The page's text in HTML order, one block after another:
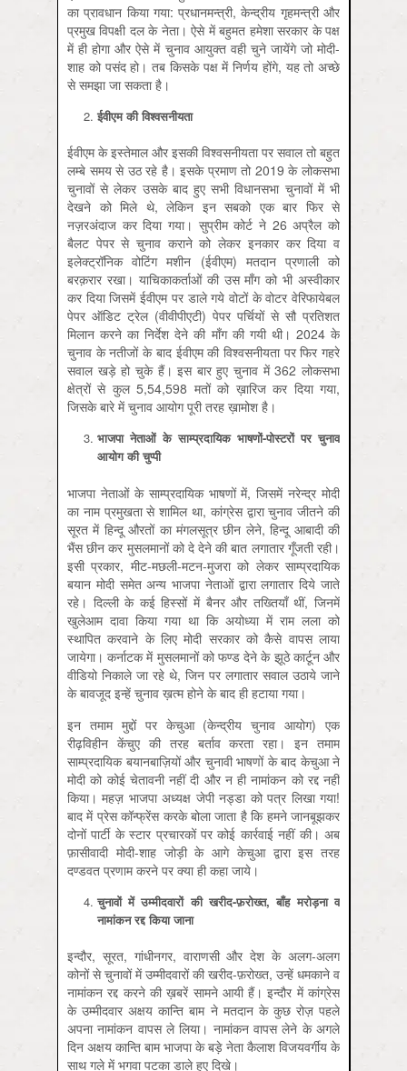
का प्रावधान किया गया: प्रधानमन्त्री, केन्द्रीय गृहमन्त्री और
प्रमुख विपक्षी दल के नेता। ऐसे में बहुमत हमेशा सरकार के पक्ष
में ही होगा और ऐसे में चुनाव आयुक्त वही चुने जायेंगे जो मोदी-
शाह को पसंद हो। तब किसके पक्ष में निर्णय होंगे, यह तो अच्छे
से समझा जा सकता है।
ईवीएम की विश्वसनीयता
ईवीएम के इस्तेमाल और इसकी विश्वसनीयता पर सवाल तो बहुत
लम्बे समय से उठ रहे है। इसके प्रमाण तो 2019 के लोकसभा
चुनावों से लेकर उसके बाद हुए सभी विधानसभा चुनावों में भी
देखने को मिले थे, लेकिन इन सबको एक बार फिर से
नज़रअंदाज कर दिया गया। सुप्रीम कोर्ट ने 26 अप्रैल को
बैलट पेपर से चुनाव कराने को लेकर इनकार कर दिया व
इलेक्ट्रॉनिक वोटिंग मशीन (ईवीएम) मतदान प्रणाली को
बरक़रार रखा। याचिकाकर्ताओं की उस माँग को भी अस्वीकार
कर दिया जिसमें ईवीएम पर डाले गये वोटों के वोटर वेरिफायेबल
पेपर ऑडिट ट्रेल (वीवीपीएटी) पेपर पर्चियों से सौ प्रतिशत
मिलान करने का निर्देश देने की माँग की गयी थी। 2024 के
चुनाव के नतीजों के बाद ईवीएम की विश्वसनीयता पर फिर गहरे
सवाल खड़े हो चुके हैं। इस बार हुए चुनाव में 362 लोकसभा
क्षेत्रों से कुल 5,54,598 मतों को ख़ारिज कर दिया गया,
जिसके बारे में चुनाव आयोग पूरी तरह ख़ामोश है।
भाजपा नेताओं के साम्प्रदायिक भाषणों-पोस्टरों पर चुनाव
आयोग की चुप्पी
भाजपा नेताओं के साम्प्रदायिक भाषणों में, जिसमें नरेन्द्र मोदी
का नाम प्रमुखता से शामिल था, कांग्रेस द्वारा चुनाव जीतने की
सूरत में हिन्दू औरतों का मंगलसूत्र छीन लेने, हिन्दू आबादी की
भैंस छीन कर मुसलमानों को दे देने की बात लगातार गूँजती रही।
इसी प्रकार, मीट-मछली-मटन-मुजरा को लेकर साम्प्रदायिक
बयान मोदी समेत अन्य भाजपा नेताओं द्वारा लगातार दिये जाते
रहे। दिल्ली के कई हिस्सों में बैनर और तख्तियाँ थीं, जिनमें
खुलेआम दावा किया गया था कि अयोध्या में राम लला को
स्थापित करवाने के लिए मोदी सरकार को कैसे वापस लाया
जायेगा। कर्नाटक में मुसलमानों को फण्ड देने के झूठे कार्टून और
वीडियो निकाले जा रहे थे, जिन पर लगातार सवाल उठाये जाने
के बावजूद इन्हें चुनाव ख़त्म होने के बाद ही हटाया गया।
इन तमाम मुद्दों पर केचुआ (केन्द्रीय चुनाव आयोग) एक
रीढ़विहीन केंचुए की तरह बर्ताव करता रहा। इन तमाम
साम्प्रदायिक बयानबाज़ियों और चुनावी भाषणों के बाद केचुआ ने
मोदी को कोई चेतावनी नहीं दी और न ही नामांकन को रद्द नहीं
किया। महज़ भाजपा अध्यक्ष जेपी नड्डा को पत्र लिखा गया!
बाद में प्रेस कॉन्फ्रेंस करके बोला जाता है कि हमने जानबूझकर
दोनों पार्टी के स्टार प्रचारकों पर कोई कार्रवाई नहीं की। अब
फ़ासीवादी मोदी-शाह जोड़ी के आगे केचुआ द्वारा इस तरह
दण्डवत प्रणाम करने पर क्या ही कहा जाये।
चुनावों में उम्मीदवारों की खरीद-फ़रोख्त, बाँह मरोड़ना व
नामांकन रद्द किया जाना
इन्दौर, सूरत, गांधीनगर, वाराणसी और देश के अलग-अलग
कोनों से चुनावों में उम्मीदवारों की खरीद-फ़रोख्त, उन्हें धमकाने व
नामांकन रद्द करने की ख़बरें सामने आयी हैं। इन्दौर में कांग्रेस
के उम्मीदवार अक्षय कान्ति बाम ने मतदान के कुछ रोज़ पहले
अपना नामांकन वापस ले लिया। नामांकन वापस लेने के अगले
दिन अक्षय कान्ति बाम भाजपा के बड़े नेता कैलाश विजयवर्गीय के
साथ गले में भगवा पटका डाले हुए दिखे।